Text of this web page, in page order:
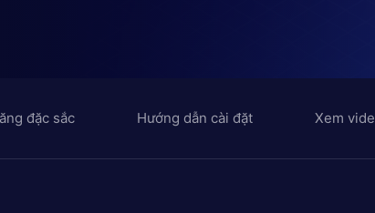
đặc sắc Hướng dẫn cài đặt Xem